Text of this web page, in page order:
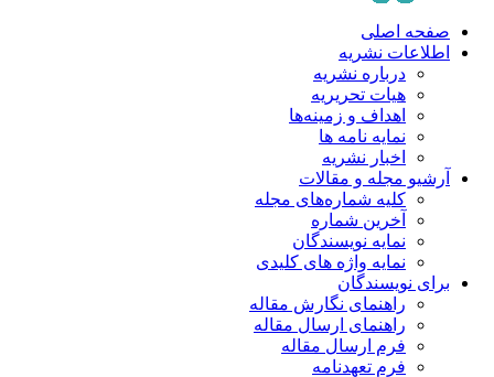
صفحه اصلی
اطلاعات نشریه
درباره نشریه
هیات تحریریه
اهداف و زمینه‌ها
نمایه نامه ها
اخبار نشریه
آرشیو مجله و مقالات
کلیه شماره‌های مجله
آخرین شماره
نمایه نویسندگان
نمایه واژه های کلیدی
برای نویسندگان
راهنمای نگارش مقاله
راهنمای ارسال مقاله
فرم ارسال مقاله
فرم تعهدنامه